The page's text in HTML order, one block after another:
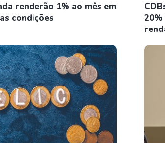
renderão 1% ao mês em
condições